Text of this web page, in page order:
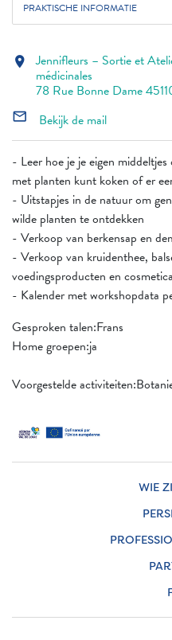
PRAKTISCHE INFORMATIE
- Leer hoe je je eigen
met planten kunt koken of er
- Uitstapjes in de natuur om
wilde planten te ontdekken
- Verkoop van berkensap en
- Verkoop van kruidenthee,
voedingsproducten en cosmetica
- Kalender met workshopdata
Gesproken talen:Frans
Home groepen:ja
Voorgestelde
location_on Jennifleurs – Sortie et
médicinales
78 Rue Bonne Dame
mail_outline Bekijk de mail
WIE